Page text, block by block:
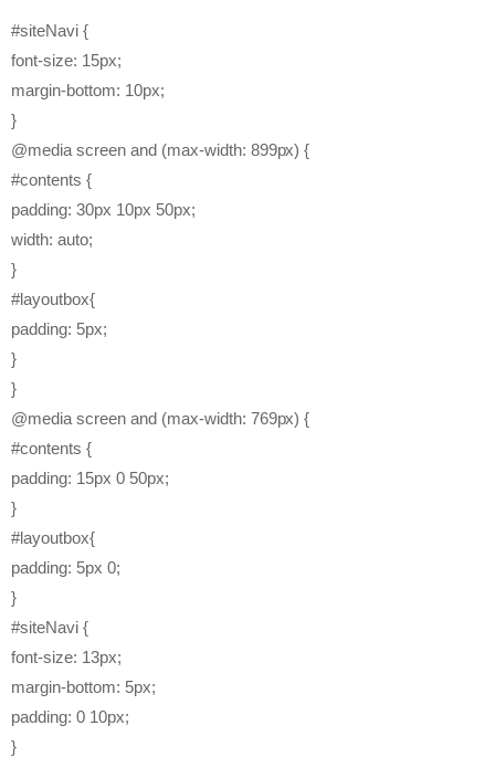
#siteNavi {
font-size: 15px;
margin-bottom: 10px;
}
@media screen and (max-width: 899px) {
#contents {
padding: 30px 10px 50px;
width: auto;
}
#layoutbox{
padding: 5px;
}
}
@media screen and (max-width: 769px) {
#contents {
padding: 15px 0 50px;
}
#layoutbox{
padding: 5px 0;
}
#siteNavi {
font-size: 13px;
margin-bottom: 5px;
padding: 0 10px;
}